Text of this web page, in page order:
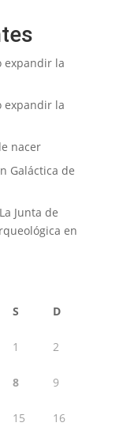
expandir la
expandir la
nacer
Galáctica de
La Junta de
en
S D
1 2
8 9
15 16